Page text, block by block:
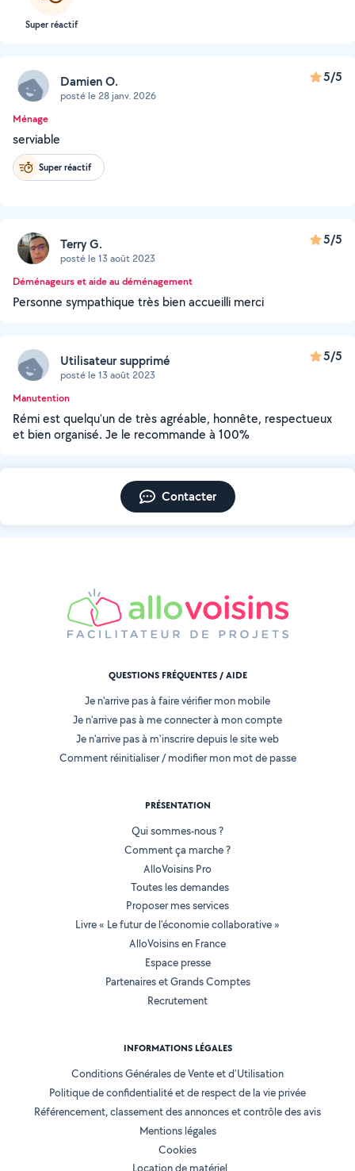
Super réactif
Damien O.
posté le 28 janv. 2026
5/5
Ménage
serviable
Super réactif
Terry G.
posté le 13 août 2023
5/5
Déménageurs et aide au déménagement
Personne sympathique très bien accueilli merci
Utilisateur supprimé
posté le 13 août 2023
5/5
Manutention
Rémi est quelqu'un de très agréable, honnête, respectueux
et bien organisé. Je le recommande à 100%
Contacter
QUESTIONS FRÉQUENTES / AIDE
Je n'arrive pas à faire vérifier mon mobile
Je n'arrive pas à me connecter à mon compte
Je n'arrive pas à m'inscrire depuis le site web
Comment réinitialiser / modifier mon mot de passe
PRÉSENTATION
Qui sommes-nous ?
Comment ça marche ?
AlloVoisins Pro
Toutes les demandes
Proposer mes services
Livre « Le futur de l'économie collaborative »
AlloVoisins en France
Espace presse
Partenaires et Grands Comptes
Recrutement
INFORMATIONS LÉGALES
Conditions Générales de Vente et d'Utilisation
Politique de confidentialité et de respect de la vie privée
Référencement, classement des annonces et contrôle des avis
Mentions légales
Cookies
Location de matériel